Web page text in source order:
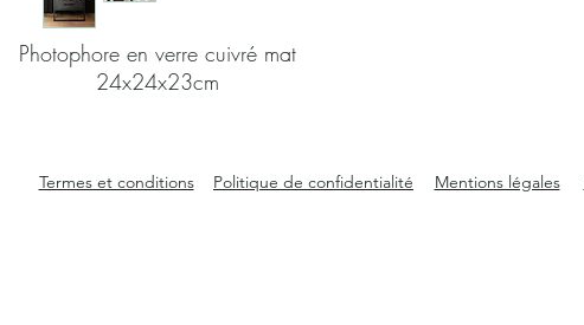
Photophore en verre cuivré mat
24x24x23cm
Termes et conditions Politique de confidentialité Mentions légales